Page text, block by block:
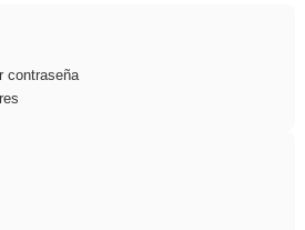
contraseña